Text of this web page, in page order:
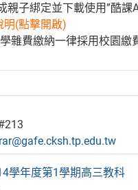
親子綁定並下載使用”酷課
明(點擊開啟)
雜費繳納一律採用校園繳
學年度第1學期高三教科